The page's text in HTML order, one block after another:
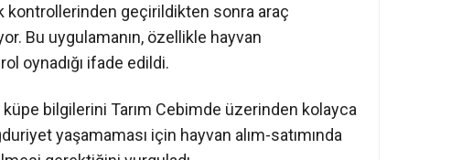
kontrollerinden geçirildikten sonra araç
Bu uygulamanın, özellikle hayvan
oynadığı ifade edildi.
küpe bilgilerini Tarım Cebimde üzerinden kolayca
yaşamaması için hayvan alım-satımında